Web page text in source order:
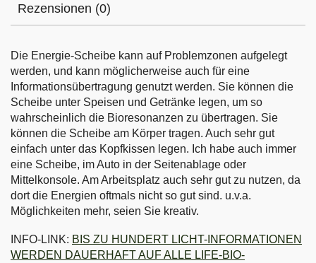
Rezensionen (0)
Die Energie-Scheibe kann auf Problemzonen aufgelegt
werden, und kann möglicherweise auch für eine
Informationsübertragung genutzt werden. Sie können die
Scheibe unter Speisen und Getränke legen, um so
wahrscheinlich die Bioresonanzen zu übertragen. Sie
können die Scheibe am Körper tragen. Auch sehr gut
einfach unter das Kopfkissen legen. Ich habe auch immer
eine Scheibe, im Auto in der Seitenablage oder
Mittelkonsole. Am Arbeitsplatz auch sehr gut zu nutzen, da
dort die Energien oftmals nicht so gut sind. u.v.a.
Möglichkeiten mehr, seien Sie kreativ.
INFO-LINK: BIS ZU HUNDERT LICHT-INFORMATIONEN
WERDEN DAUERHAFT AUF ALLE LIFE-BIO-